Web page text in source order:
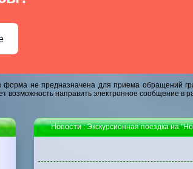
форма не предназначена для приема обращений
возможность направить электронное сообщение
Новости: Экскурсионная поездка на